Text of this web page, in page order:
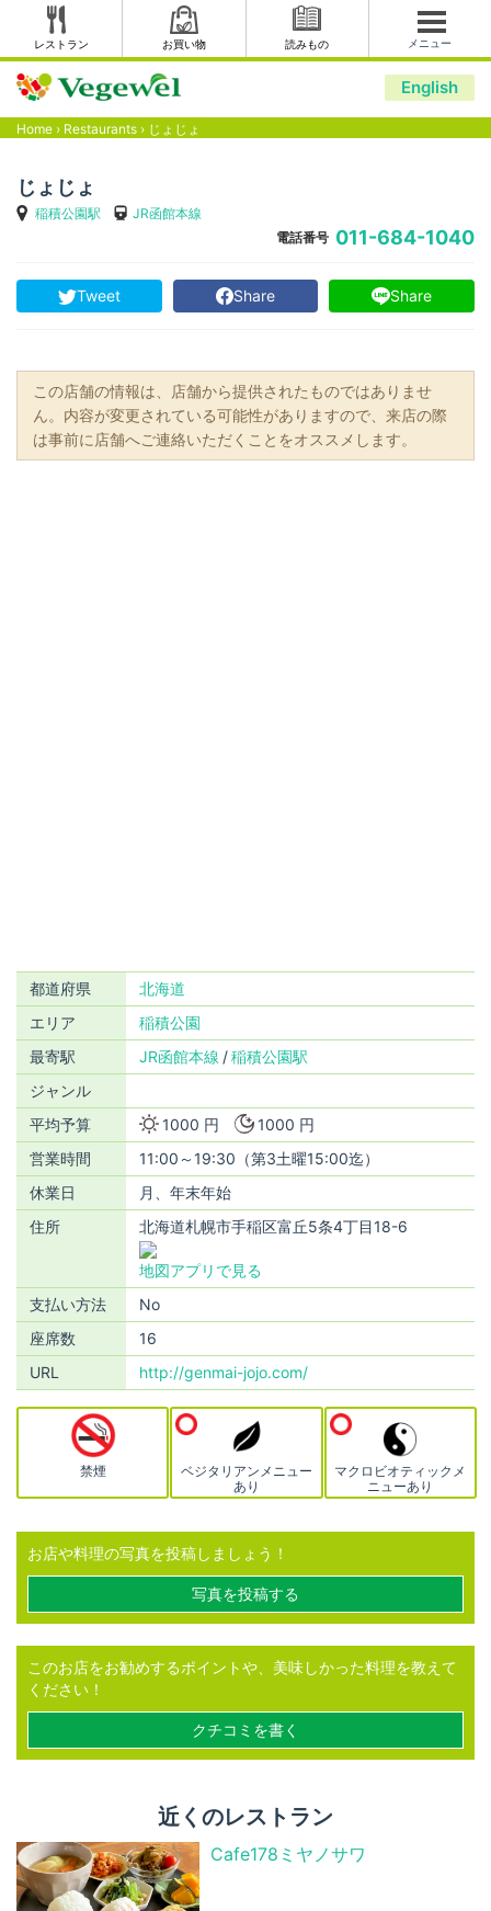
レストラン お買い物 読みもの メニュー
English
Home › Restaurants › じょじょ
じょじょ
稲積公園駅
JR函館本線
電話番号 011-684-1040
Tweet Share Share
この店舗の情報は、店舗から提供されたものではありませ
ん。内容が変更されている可能性がありますので、来店の際
は事前に店舗へご連絡いただくことをオススメします。
都道府県
北海道
エリア
稲積公園
最寄駅
JR函館本線
稲積公園駅
ジャンル
平均予算
1000 円
1000 円
営業時間
11:00～19:30（第3土曜15:00迄）
休業日
月、年末年始
住所
北海道札幌市手稲区富丘5条4丁目18-6
地図アプリで見る
支払い方法
No
座席数
16
URL
http://genmai-jojo.com/
禁煙
ベジタリアンメニュー
あり
マクロビオティックメ
ニューあり
お店や料理の写真を投稿しましょう！
写真を投稿する
このお店をお勧めするポイントや、美味しかった料理を教えて
ください！
クチコミを書く
近くのレストラン
Cafe178ミヤノサワ